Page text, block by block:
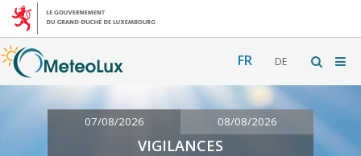
FR DE
07/08/2026 08/08/2026
VIGILANCES